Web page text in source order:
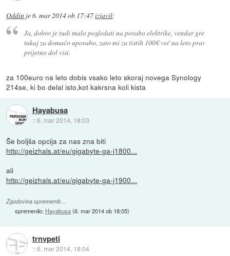
Oddin je6. mar 2014 ob 17:47izjavil:
Ja, dobro je tudi malo pogledati na porabo elektrike, vendar gre
tukaj za domačo uporabo, zato mi za tistih 100€ več na leto prav
prijetno dol visi.
za 100euro na leto dobis vsako leto skoraj novega Synology
214se, ki bo delal isto,kot kakrsna koli kista
Hayabusa
::6. mar 2014, 18:03
Še boljša opcija za nas zna biti
http://geizhals.at/eu/gigabyte-ga-j1800...
ali
http://geizhals.at/eu/gigabyte-ga-j1900...
Zgodovina sprememb…
spremenilo: Hayabusa(6. mar 2014 ob 18:05)
trnvpeti
::6. mar 2014, 18:04